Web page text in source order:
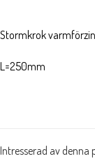
Stormkrok
L=250mm
Intresserad av denna